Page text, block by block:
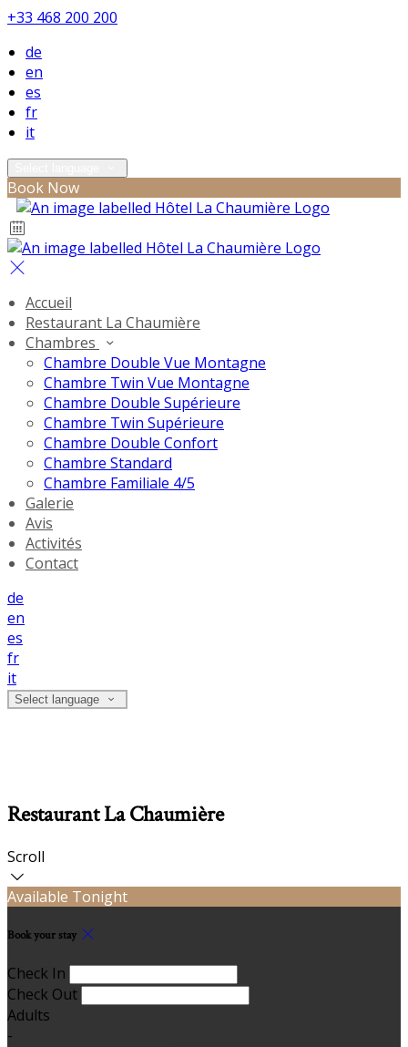
+33 468 200 200
de
en
es
fr
it
Book Now
Accueil
Restaurant La Chaumière
Chambres
Chambre Double Vue Montagne
Chambre Twin Vue Montagne
Chambre Double Supérieure
Chambre Twin Supérieure
Chambre Double Confort
Chambre Standard
Chambre Familiale 4/5
Galerie
Avis
Activités
Contact
de
en
es
fr
it
Select language
Restaurant La Chaumière
Scroll
Available Tonight
Book your stay
Check In
Check Out
Adults
-